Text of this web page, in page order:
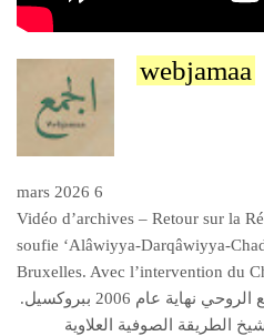
webjamaa
6 mars 2026
Vidéo d’archives – Retour sur la
soufie ‘Alâwiyya-Darqâwiyya-
Bruxelles. Avec l’intervention du
فيديو من الأرشيف – عودة للجمع الروحي نهاية عام 2006 ببروكسيل.
الطريقة الصوفية العلاوية